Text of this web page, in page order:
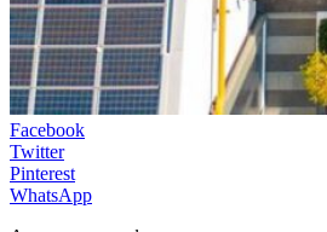
Facebook
Twitter
Pinterest
WhatsApp